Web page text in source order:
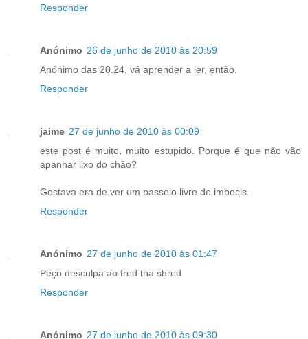
Responder
Anónimo 26 de junho de 2010 às 20:59
Anónimo das 20.24, vá aprender a ler, então.
Responder
jaime 27 de junho de 2010 às 00:09
este post é muito, muito estupido. Porque é que não vão
apanhar lixo do chão?
Gostava era de ver um passeio livre de imbecis.
Responder
Anónimo 27 de junho de 2010 às 01:47
Peço desculpa ao fred tha shred
Responder
Anónimo 27 de junho de 2010 às 09:30